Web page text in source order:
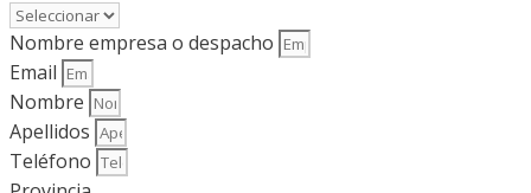
Nombre empresa o despacho
Email
Nombre
Apellidos
Teléfono